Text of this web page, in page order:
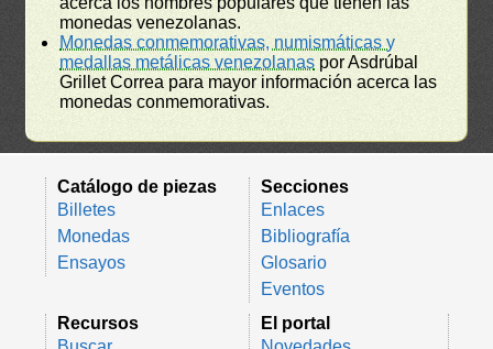
monedas venezolanas.
Monedas conmemorativas, numismáticas y
medallas metálicas venezolanas por Asdrúbal
Grillet Correa para mayor información acerca las
monedas conmemorativas.
Catálogo de piezas
Billetes
Monedas
Ensayos
Secciones
Enlaces
Bibliografía
Glosario
Eventos
Recursos
El portal